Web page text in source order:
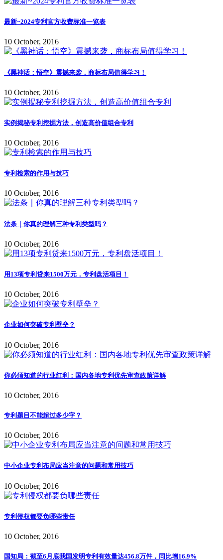
最新~2024专利官方收费标准一览表
10 October, 2016
《黑神话：悟空》震撼来袭，商标布局值得学习！
10 October, 2016
实例揭秘专利挖掘方法，创造高价值组合专利
10 October, 2016
专利检索的作用与技巧
10 October, 2016
法条｜你真的理解三种专利类型吗？
10 October, 2016
用13项专利贷来1500万元，专利盘活项目！
10 October, 2016
企业如何突破专利壁垒？
10 October, 2016
你必须知道的行业红利：国内各地专利优先审查政策详解
10 October, 2016
专利题目不能超过多少字？
10 October, 2016
中小企业专利布局应当注意的问题和常用技巧
10 October, 2016
专利侵权都要负哪些责任
10 October, 2016
国知局：截至6月底我国发明专利有效量达456.8万件，同比增16.9%